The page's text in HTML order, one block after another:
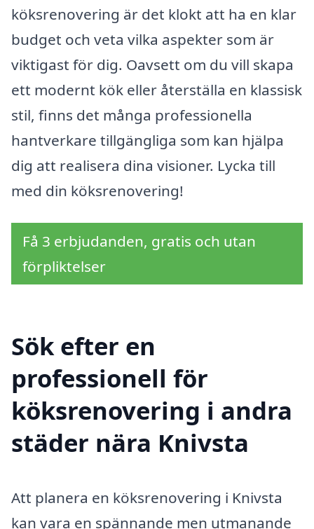
köksrenovering är det klokt att ha en klar
budget och veta vilka aspekter som är
viktigast för dig. Oavsett om du vill skapa
ett modernt kök eller återställa en klassisk
stil, finns det många professionella
hantverkare tillgängliga som kan hjälpa
dig att realisera dina visioner. Lycka till
med din köksrenovering!
Få 3 erbjudanden, gratis och utan
förpliktelser
Sök efter en
professionell för
köksrenovering i andra
städer nära Knivsta
Att planera en köksrenovering i Knivsta
kan vara en spännande men utmanande